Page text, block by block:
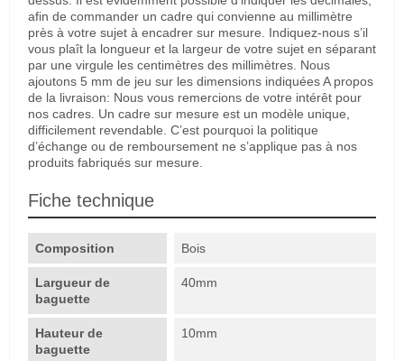
afin de commander un cadre qui convienne au millimètre
près à votre sujet à encadrer sur mesure. Indiquez-nous s’il
vous plaît la longueur et la largeur de votre sujet en séparant
par une virgule les centimètres des millimètres. Nous
ajoutons 5 mm de jeu sur les dimensions indiquées A propos
de la livraison: Nous vous remercions de votre intérêt pour
nos cadres. Un cadre sur mesure est un modèle unique,
difficilement revendable. C’est pourquoi la politique
d’échange ou de remboursement ne s’applique pas à nos
produits fabriqués sur mesure.
Fiche technique
Composition Bois
Largueur de
baguette
40mm
Hauteur de
baguette
10mm